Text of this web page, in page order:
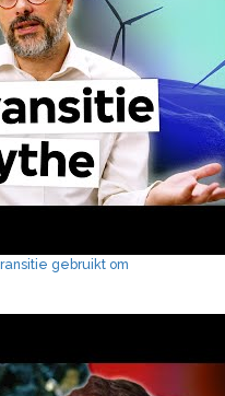
gebruikt om